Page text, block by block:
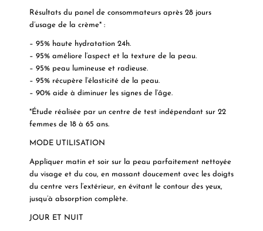
Résultats du panel de consommateurs après 28 jours
d’usage de la crème* :
– 95% haute hydratation 24h.
– 95% améliore l’aspect et la texture de la peau.
– 95% peau lumineuse et radieuse.
– 95% récupère l’élasticité de la peau.
– 90% aide à diminuer les signes de l’âge.
*Étude réalisée par un centre de test indépendant sur 22
femmes de 18 à 65 ans.
MODE UTILISATION
Appliquer matin et soir sur la peau parfaitement nettoyée
du visage et du cou, en massant doucement avec les doigts
du centre vers l’extérieur, en évitant le contour des yeux,
jusqu’à absorption complète.
JOUR ET NUIT